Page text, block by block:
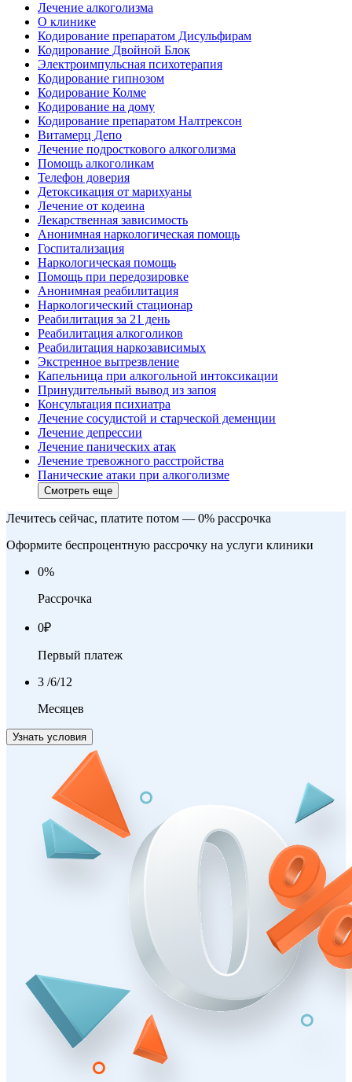
Лечение алкоголизма
О клинике
Кодирование препаратом Дисульфирам
Кодирование Двойной Блок
Электроимпульсная психотерапия
Кодирование гипнозом
Кодирование Колме
Кодирование на дому
Кодирование препаратом Налтрексон
Витамерц Депо
Лечение подросткового алкоголизма
Помощь алкоголикам
Телефон доверия
Детоксикация от марихуаны
Лечение от кодеина
Лекарственная зависимость
Анонимная наркологическая помощь
Госпитализация
Наркологическая помощь
Помощь при передозировке
Анонимная реабилитация
Наркологический стационар
Реабилитация за 21 день
Реабилитация алкоголиков
Реабилитация наркозависимых
Экстренное вытрезвление
Капельница при алкогольной интоксикации
Принудительный вывод из запоя
Консультация психиатра
Лечение сосудистой и старческой деменции
Лечение депрессии
Лечение панических атак
Лечение тревожного расстройства
Панические атаки при алкоголизме
Смотреть еще
Лечитесь сейчас, платите потом — 0% рассрочка
Оформите беспроцентную рассрочку на услуги клиники
0%
Рассрочка
0₽
Первый платеж
3 /6/12
Месяцев
Узнать условия